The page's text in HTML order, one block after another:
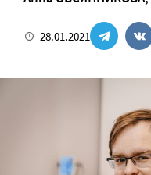
28.01.2021